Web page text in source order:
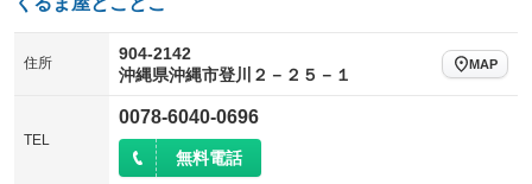
住所
904-2142
沖縄県沖縄市登川２－２５－１
MAP
TEL
0078-6040-0696
無料電話